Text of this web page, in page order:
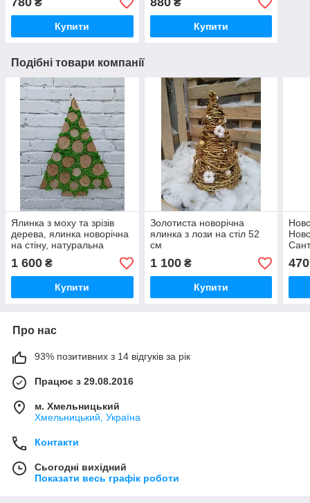
₴
Купити
новий рік
₴
Купити
Подібні товари компанії
Ялинка з моху та зрізів
дерева, ялинка новорічна
на стіну, натуральна
1 600 ₴
Купити
Золотиста новорічна
ялинка з лози на стіл 52
см
1 100₴
Купити
470
Про нас
93% позитивних з 14 відгуків за рік
Працює з 29.08.2016
м. Хмельницький
Хмельницький, Україна
Контакти
Сьогодні вихідний
Показати весь графік роботи